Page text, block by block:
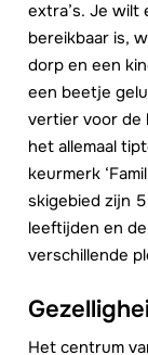
extra’s. Je wilt
bereikbaar is,
dorp en een
een beetje
vertier voor de
het allemaal
keurmerk
skigebied zijn
leeftijden en
verschillende
Het centrum